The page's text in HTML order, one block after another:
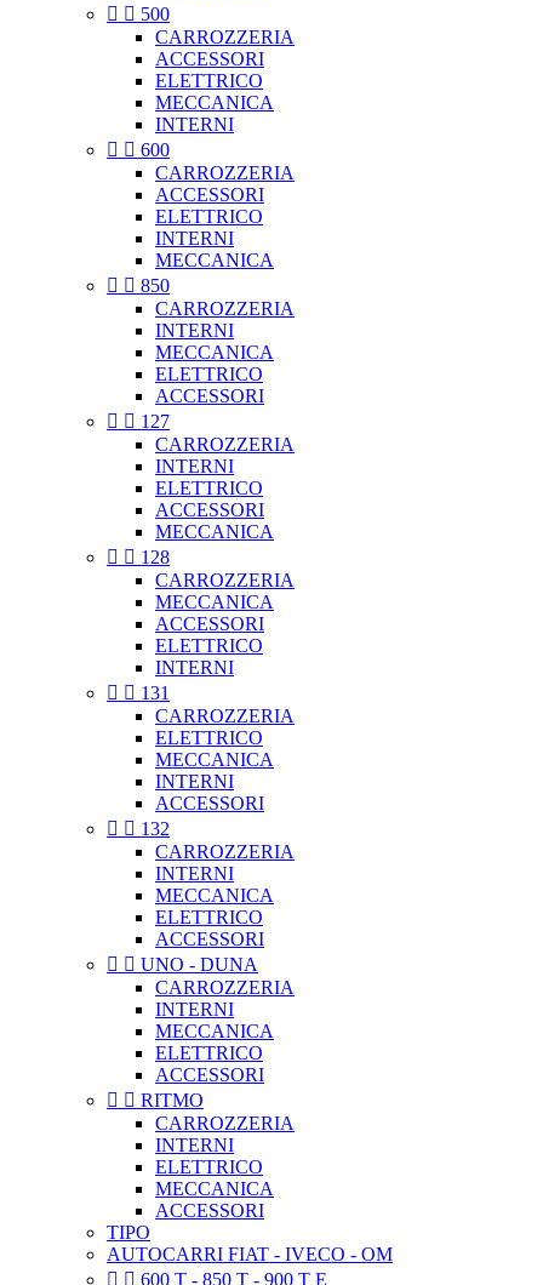
  500
CARROZZERIA
ACCESSORI
ELETTRICO
MECCANICA
INTERNI
  600
CARROZZERIA
ACCESSORI
ELETTRICO
INTERNI
MECCANICA
  850
CARROZZERIA
INTERNI
MECCANICA
ELETTRICO
ACCESSORI
  127
CARROZZERIA
INTERNI
ELETTRICO
ACCESSORI
MECCANICA
  128
CARROZZERIA
MECCANICA
ACCESSORI
ELETTRICO
INTERNI
  131
CARROZZERIA
ELETTRICO
MECCANICA
INTERNI
ACCESSORI
  132
CARROZZERIA
INTERNI
MECCANICA
ELETTRICO
ACCESSORI
  UNO - DUNA
CARROZZERIA
INTERNI
MECCANICA
ELETTRICO
ACCESSORI
  RITMO
CARROZZERIA
INTERNI
ELETTRICO
MECCANICA
ACCESSORI
TIPO
AUTOCARRI FIAT - IVECO - OM
  600 T - 850 T - 900 T E